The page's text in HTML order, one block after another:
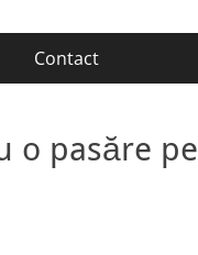
Contact
o pasăre pe